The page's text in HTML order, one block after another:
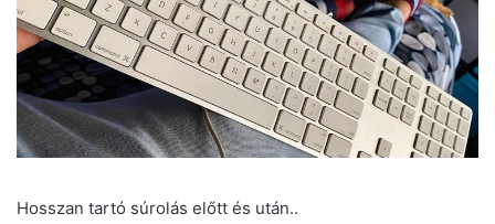
Hosszan tartó súrolás előtt és után..